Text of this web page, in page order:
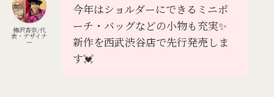
梅沢杏奈/代
表・デザイナ
ー
今年はショルダーにできるミニポ
ーチ・バッグなどの小物も充実✨
新作を西武渋谷店で先行発売しま
す💓